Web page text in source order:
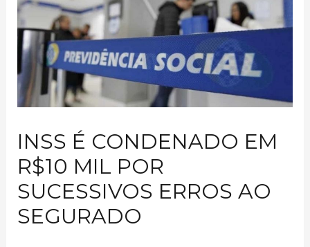
INSS É CONDENADO EM
R$10 MIL POR
SUCESSIVOS ERROS AO
SEGURADO